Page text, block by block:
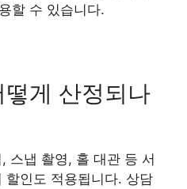
할 수 있습니다.
게 산정되나
스냅 촬영, 홀 대관 등 서
할인도 적용됩니다. 상담